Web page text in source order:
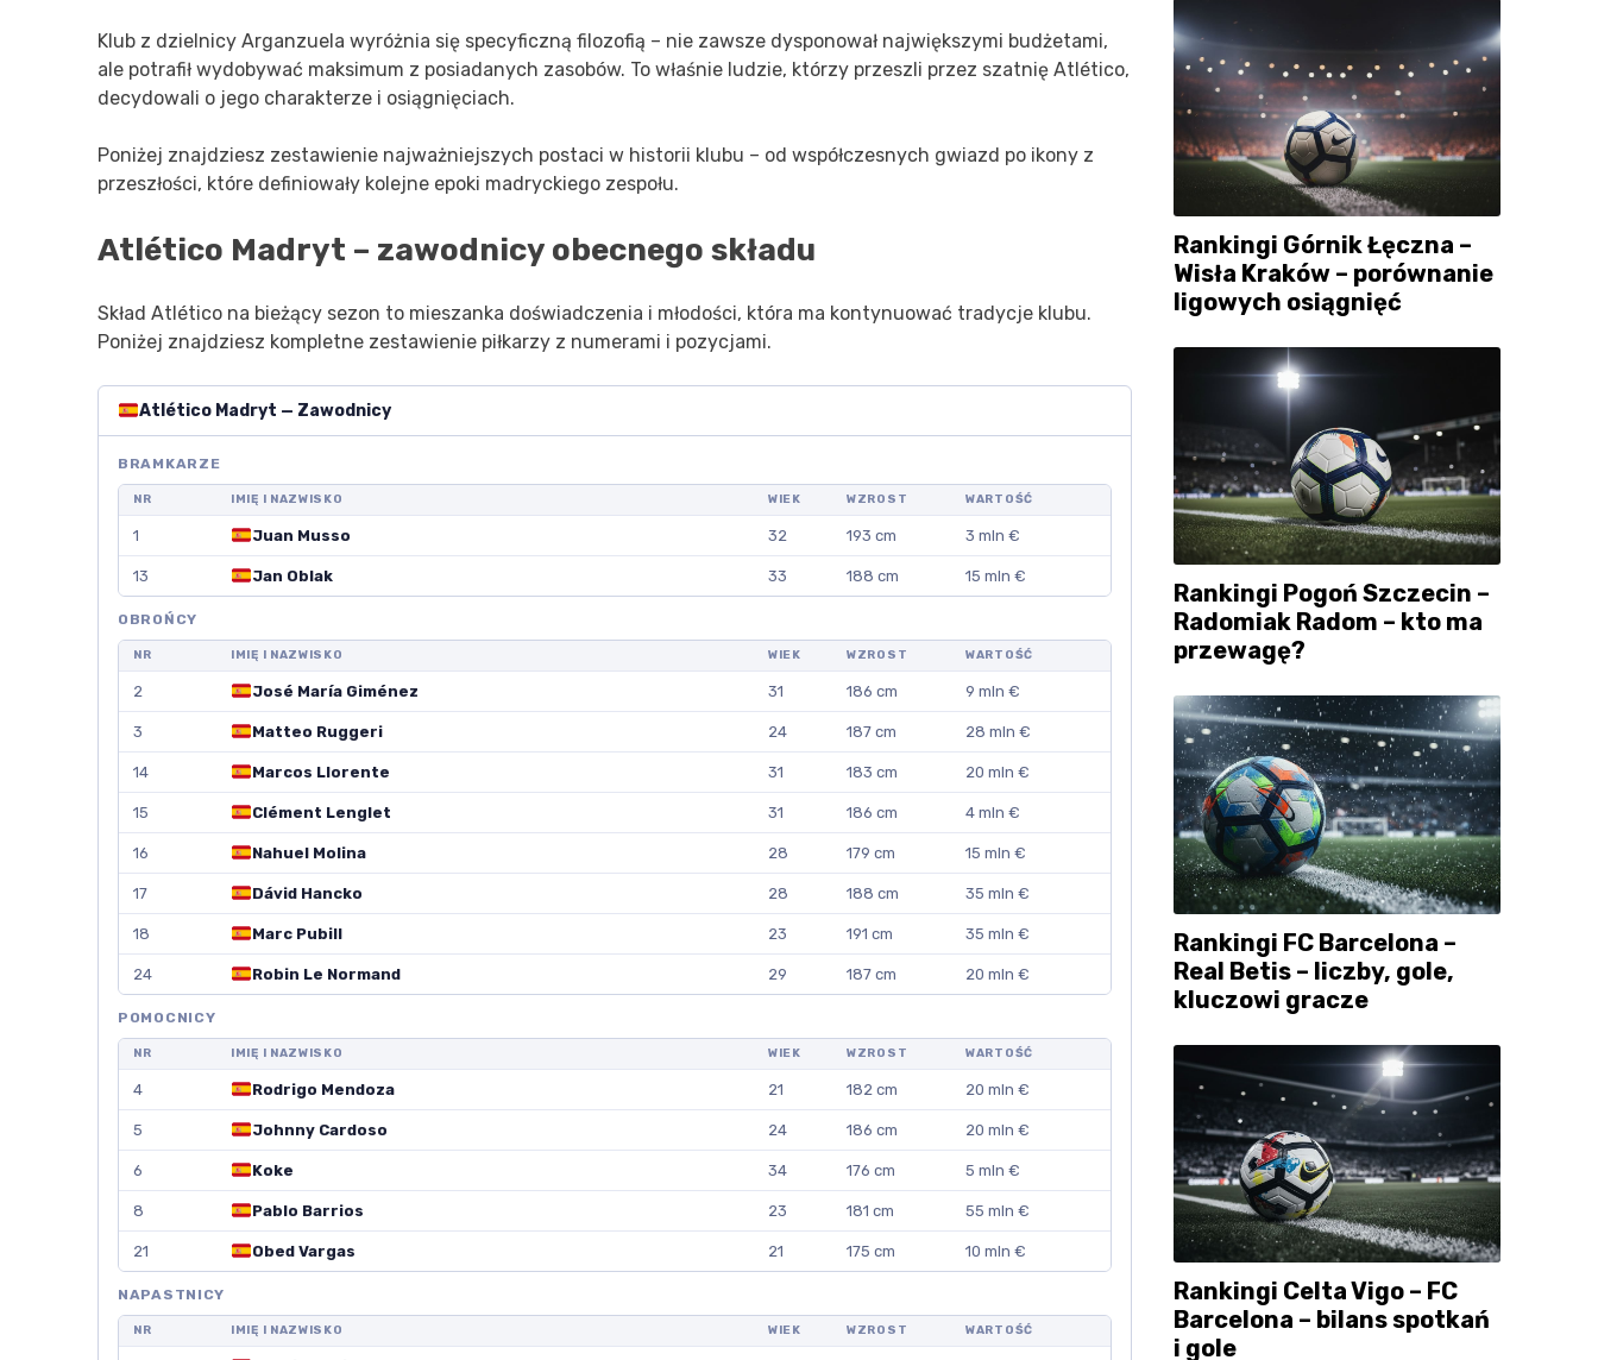
Klub z dzielnicy Arganzuela wyróżnia się specyficzną filozofią – nie zawsze dysponował największymi budżetami,
ale potrafił wydobywać maksimum z posiadanych zasobów. To właśnie ludzie, którzy przeszli przez szatnię Atlético,
decydowali o jego charakterze i osiągnięciach.
Poniżej znajdziesz zestawienie najważniejszych postaci w historii klubu – od współczesnych gwiazd po ikony z
przeszłości, które definiowały kolejne epoki madryckiego zespołu.
Atlético Madryt – zawodnicy obecnego składu
Skład Atlético na bieżący sezon to mieszanka doświadczenia i młodości, która ma kontynuować tradycje klubu.
Poniżej znajdziesz kompletne zestawienie piłkarzy z numerami i pozycjami.
Atlético Madryt — Zawodnicy
BRAMKARZE
NR IMIĘ I NAZWISKO WIEK WZROST WARTOŚĆ
1 Juan Musso 32 193 cm 3 mln €
13 Jan Oblak 33 188 cm 15 mln €
OBROŃCY
NR IMIĘ I NAZWISKO WIEK WZROST WARTOŚĆ
2 José María Giménez 31 186 cm 9 mln €
3 Matteo Ruggeri 24 187 cm 28 mln €
14 Marcos Llorente 31 183 cm 20 mln €
15 Clément Lenglet 31 186 cm 4 mln €
16 Nahuel Molina 28 179 cm 15 mln €
17 Dávid Hancko 28 188 cm 35 mln €
18 Marc Pubill 23 191 cm 35 mln €
24 Robin Le Normand 29 187 cm 20 mln €
POMOCNICY
NR IMIĘ I NAZWISKO WIEK WZROST WARTOŚĆ
4 Rodrigo Mendoza 21 182 cm 20 mln €
5 Johnny Cardoso 24 186 cm 20 mln €
6 Koke 34 176 cm 5 mln €
8 Pablo Barrios 23 181 cm 55 mln €
21 Obed Vargas 21 175 cm 10 mln €
NAPASTNICY
NR IMIĘ I NAZWISKO WIEK WZROST WARTOŚĆ
Rankingi Górnik Łęczna –
Wisła Kraków – porównanie
ligowych osiągnięć
Rankingi Pogoń Szczecin –
Radomiak Radom – kto ma
przewagę?
Rankingi FC Barcelona –
Real Betis – liczby, gole,
kluczowi gracze
Rankingi Celta Vigo – FC
Barcelona – bilans spotkań
i gole